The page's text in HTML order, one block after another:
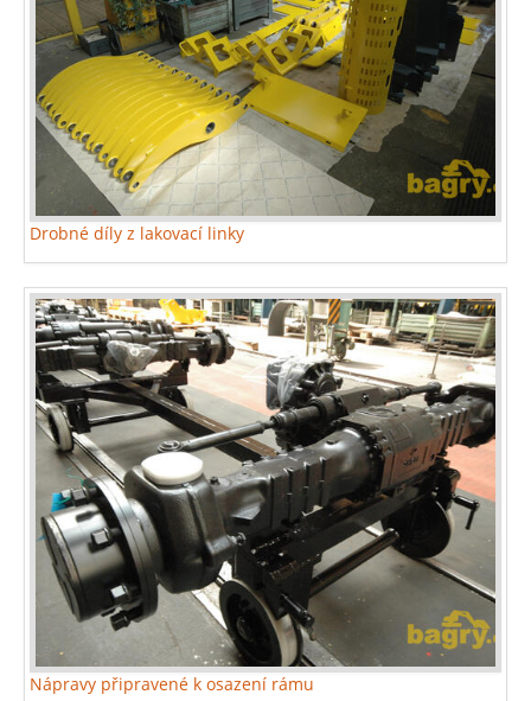
Drobné díly z lakovací linky
Nápravy připravené k osazení rámu